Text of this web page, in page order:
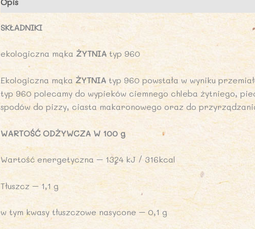
SKŁADNIKI
ekologiczna mąkaŻYTNIA typ 960
Ekologiczna mąka ŻYTNIA typ 960 powstała w wyniku
typ 960 polecamy do wypieków ciemnego chleba żytniego,
spodów do pizzy, ciasta makaronowego oraz do
WARTOŚĆ ODŻYWCZA W 100 g
Wartość energetyczna – 1324 kJ / 316kcal
Tłuszcz – 1,1 g
w tym kwasy tłuszczowe nasycone – 0,1 g